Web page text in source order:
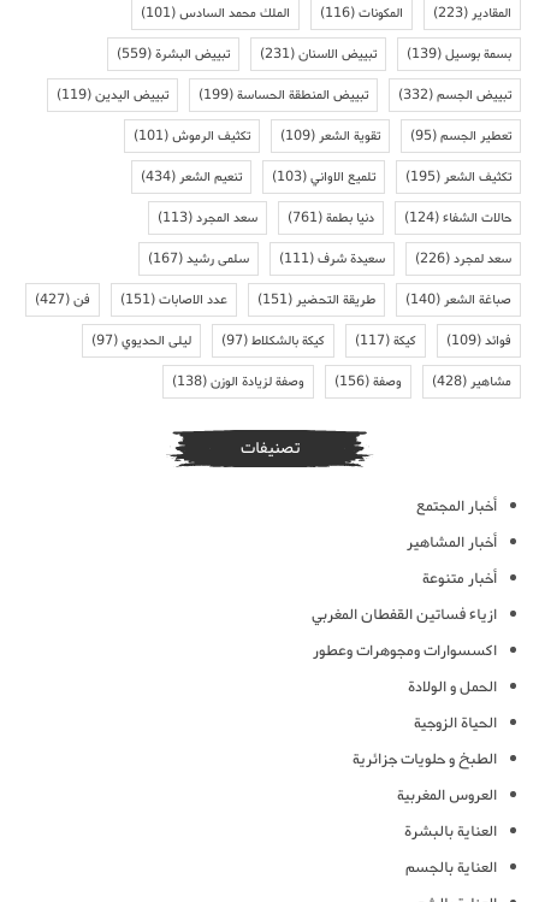
المقادير(223) المكونات(116) الملك محمد السادس(101)
بسمة بوسيل(139) تبييض الاسنان(231) تبييض البشرة(559)
تبييض الجسم(332) تبييض المنطقة الحساسة(199) تبييض اليدين(119)
تعطير الجسم(95) تقوية الشعر(109) تكثيف الرموش(101)
تكثيف الشعر(195) تلميع الاواني(103) تنعيم الشعر(434)
حالات الشفاء(124) دنيا بطمة(761) سعد المجرد(113)
سعد لمجرد(226) سعيدة شرف(111) سلمى رشيد(167)
صباغة الشعر(140) طريقة التحضير(151) عدد الاصابات(151) فن(427)
فوائد(109) كيكة(117) كيكة بالشكلاط(97) ليلى الحديوي(97)
مشاهير(428) وصفة(156) وصفة لزيادة الوزن(138)
تصنيفات
أخبار المجتمع
أخبار المشاهير
أخبار متنوعة
ازياء فساتين القفطان المغربي
اكسسوارات ومجوهرات وعطور
الحمل و الولادة
الحياة الزوجية
الطبخ و حلويات جزائرية
العروس المغربية
العناية بالبشرة
العناية بالجسم